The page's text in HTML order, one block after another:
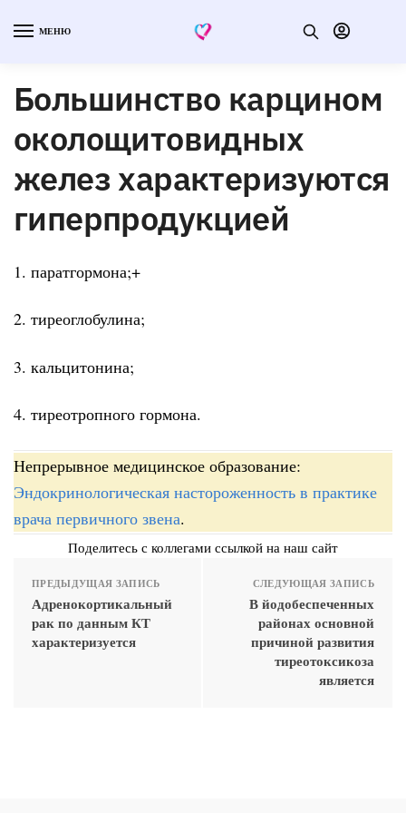
МЕНЮ
Большинство карцином
околощитовидных
желез характеризуются
гиперпродукцией
1. паратгормона;+
2. тиреоглобулина;
3. кальцитонина;
4. тиреотропного гормона.
Непрерывное медицинское образование:
Эндокринологическая настороженность в практике
врача первичного звена.
Поделитесь с коллегами ссылкой на наш сайт
ПРЕДЫДУЩАЯ ЗАПИСЬ
Адренокортикальный
рак по данным КТ
характеризуется
СЛЕДУЮЩАЯ ЗАПИСЬ
В йодобеспеченных
районах основной
причиной развития
тиреотоксикоза
является